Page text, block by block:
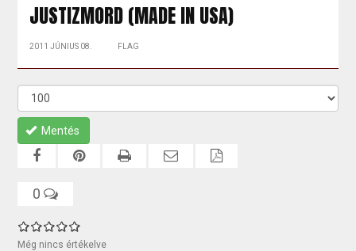
JUSTIZMORD (MADE IN USA)
2011 JÚNIUS 08. FLAG
Mentés
0
Még nincs értékelve